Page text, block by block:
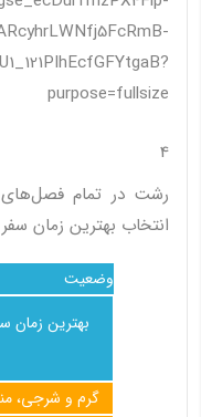
4
رشت در تمام فصل‌های
انتخاب بهترین زمان
وضعیت
بهترین زمان
گرم و شرجی،